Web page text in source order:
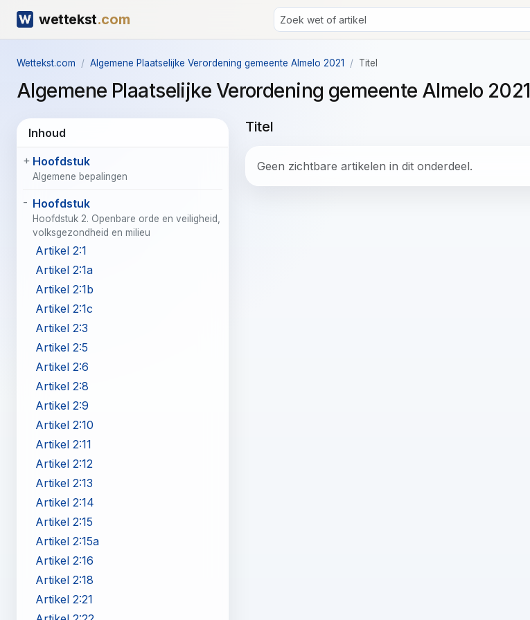
wettekst.com
Wettekst.com Algemene Plaatselijke Verordening gemeente Almelo 2021 Titel
Algemene Plaatselijke Verordening gemeente Almelo 2021
Inhoud
Hoofdstuk
Algemene bepalingen
Hoofdstuk
Hoofdstuk 2. Openbare orde en veiligheid,
volksgezondheid en milieu
Artikel 2:1
Artikel 2:1a
Artikel 2:1b
Artikel 2:1c
Artikel 2:3
Artikel 2:5
Artikel 2:6
Artikel 2:8
Artikel 2:9
Artikel 2:10
Artikel 2:11
Artikel 2:12
Artikel 2:13
Artikel 2:14
Artikel 2:15
Artikel 2:15a
Artikel 2:16
Artikel 2:18
Artikel 2:21
Titel
Geen zichtbare artikelen in dit onderdeel.